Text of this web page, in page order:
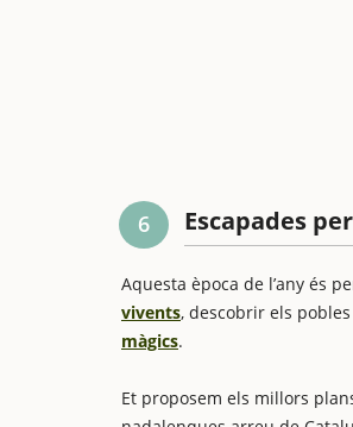
6 Escapades
Aquesta època de l’any és
vivents, descobrir els
màgics.
Et proposem els millors